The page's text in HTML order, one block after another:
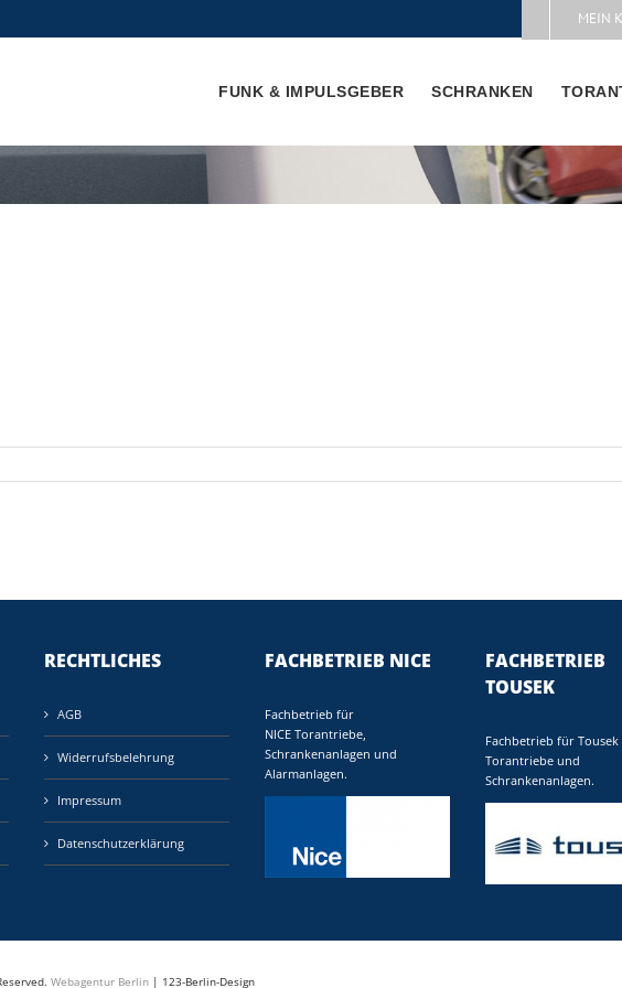
MEIN
FUNK & IMPULSGEBER SCHRANKEN
RECHTLICHES
AGB
Widerrufsbelehrung
Impressum
Datenschutzerklärung
FACHBETRIEB NICE
Fachbetrieb für
NICE Torantriebe,
Schrankenanlagen und
Alarmanlagen.
FACHBETRIEB
TOUSEK
Fachbetrieb für Tousek
Torantriebe und
Schrankenanlagen.
Webagentur Berlin | 123-Berlin-Design